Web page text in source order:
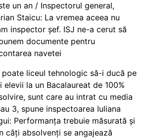
un an / Inspectorul general,
Staicu: La vremea aceea nu
inspector șef. ISJ ne-a cerut să
documente pentru
navetei
poate liceul tehnologic să-i ducă pe
elevii la un Bacalaureat de 100%
sunt care au intrat cu media
3, spune inspectoarea Iuliana
Performanța trebuie măsurată și
câți absolvenți se angajează